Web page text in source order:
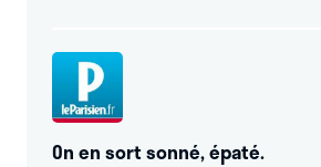
On en sort sonné, épaté.